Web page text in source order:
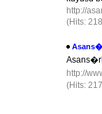
http://
(Hits:
http://
(Hits: